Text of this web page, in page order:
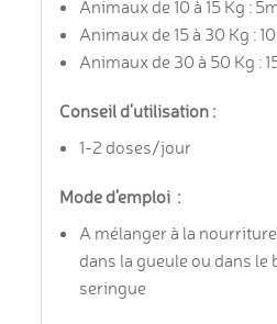
Animaux de 10 à 15 Kg :
Animaux de 15 à 30 Kg :
Animaux de 30 à 50 Kg :
Conseil d'utilisation :
1-2 doses/jour
Mode d’emploi :
A mélanger à la
dans la gueule ou dans le
seringue